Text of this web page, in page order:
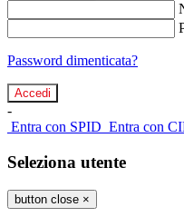
Password dimenticata?
-
Entra con SPID Entra con
Seleziona utente
button close ×